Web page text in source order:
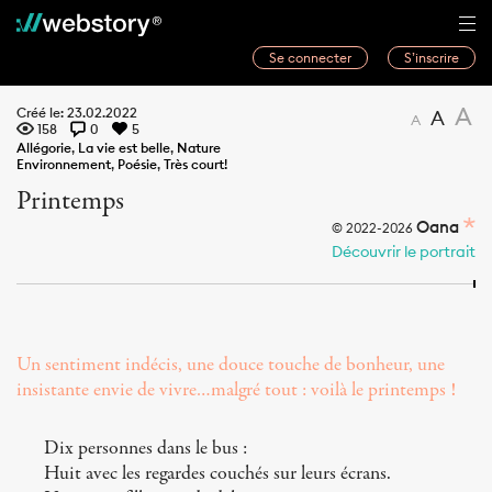
Se connecter S’inscrire
Webwriters
Créé le: 23.02.2022
158
0
5
Allégorie, La vie est belle, Nature
Environnement, Poésie, Très court!
A A A
Printemps
© 2022-2026 Oana
Découvrir le portrait
Un sentiment indécis, une douce touche de bonheur, une
insistante envie de vivre…malgré tout : voilà le printemps !
Dix personnes dans le bus :
Huit avec les regardes couchés sur leurs écrans.